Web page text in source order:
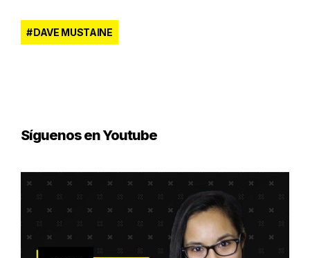
DAVE MUSTAINE
Síguenos en Youtube